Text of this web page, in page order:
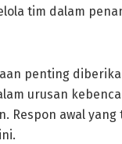
tim dalam
penting
urusan
Respon awal